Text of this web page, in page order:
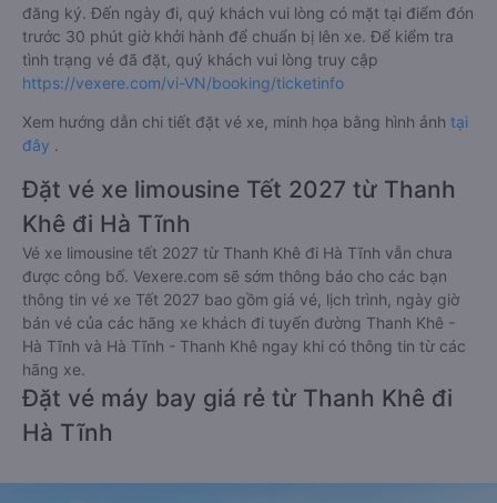
đăng ký. Đến ngày đi, quý khách vui lòng có mặt tại điểm đón
trước 30 phút giờ khởi hành để chuẩn bị lên xe. Để kiểm tra
tình trạng vé đã đặt, quý khách vui lòng truy cập
https://vexere.com/vi-VN/booking/ticketinfo
Xem hướng dẫn chi tiết đặt vé xe, minh họa bằng hình ảnh tại
đây .
Đặt vé xe limousine Tết 2027 từ Thanh
Khê đi Hà Tĩnh
Vé xe limousine tết 2027 từ Thanh Khê đi Hà Tĩnh vẫn chưa
được công bố. Vexere.com sẽ sớm thông báo cho các bạn
thông tin vé xe Tết 2027 bao gồm giá vé, lịch trình, ngày giờ
bán vé của các hãng xe khách đi tuyến đường Thanh Khê -
Hà Tĩnh và Hà Tĩnh - Thanh Khê ngay khi có thông tin từ các
hãng xe.
Đặt vé máy bay giá rẻ từ Thanh Khê đi
Hà Tĩnh